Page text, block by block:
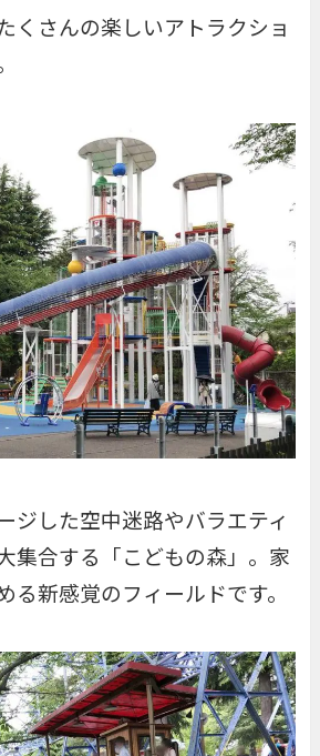
くさんの楽しいアトラクショ
ジした空中迷路やバラエティ
集合する「こどもの森」。家
る新感覚のフィールドです。